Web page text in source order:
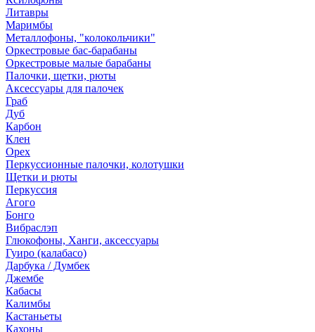
Литавры
Маримбы
Металлофоны, "колокольчики"
Оркестровые бас-барабаны
Оркестровые малые барабаны
Палочки, щетки, рюты
Аксессуары для палочек
Граб
Дуб
Карбон
Клен
Орех
Перкуссионные палочки, колотушки
Щетки и рюты
Перкуссия
Агого
Бонго
Вибраслэп
Глюкофоны, Ханги, аксессуары
Гуиро (калабасо)
Дарбука / Думбек
Джембе
Кабасы
Калимбы
Кастаньеты
Кахоны